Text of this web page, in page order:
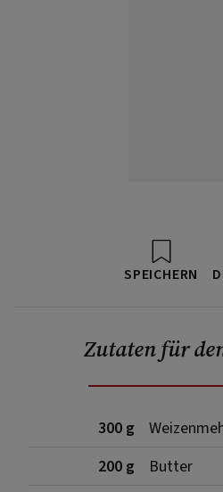
SPEICHERN
Zutaten für
300 g
200 g
Butter